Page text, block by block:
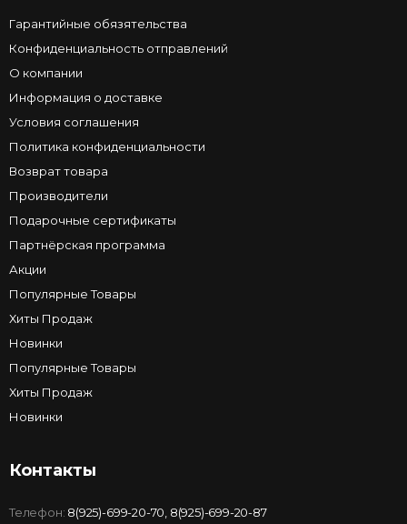
Гарантийные обязятельства
Конфиденциальность отправлений
О компании
Информация о доставке
Условия соглашения
Политика конфиденциальности
Возврат товара
Производители
Подарочные сертификаты
Партнёрская программа
Акции
Популярные Товары
Хиты Продаж
Новинки
Популярные Товары
Хиты Продаж
Новинки
Контакты
Телефон: 8(925)-699-20-70 8(925)-699-20-87